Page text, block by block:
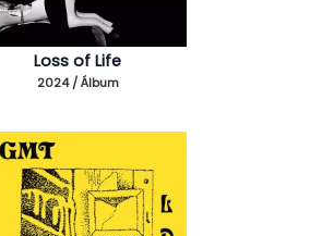
Loss of Life
2024 / Álbum